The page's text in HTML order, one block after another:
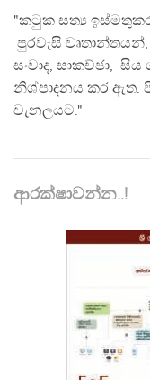
"කටුක සත්‍ය
පුරවැසි
සංවාද, සාකච්ඡා,
නිශ්පාදනය කර ඇත.
චැනලයට."
ආරක්ෂාවන්න..!